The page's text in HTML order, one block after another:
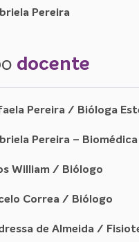
Pereira
docente
Pereira / Bióloga
Pereira –
William / Biólogo
Correa / Biólogo
de Almeida /